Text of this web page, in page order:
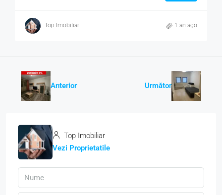
Top Imobiliar 1 an ago
Anterior Următor
Top Imobiliar
Vezi Proprietatile